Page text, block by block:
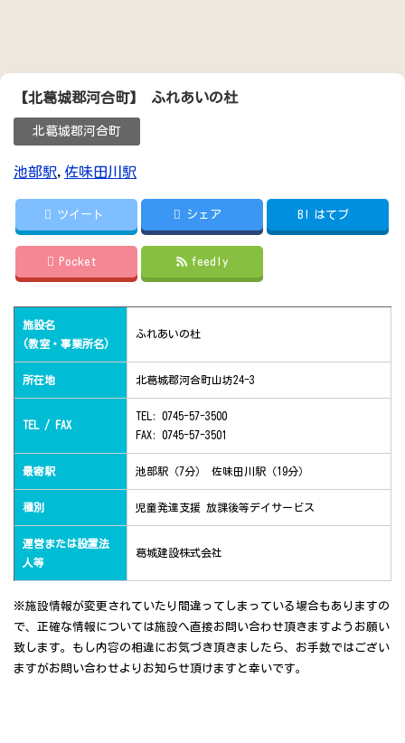
【北葛城郡河合町】 ふれあいの杜
北葛城郡河合町
池部駅, 佐味田川駅
ツイート シェア B! はてブ
Pocket feedly
施設名
(教室・事業所名)
ふれあいの杜
所在地 北葛城郡河合町山坊24-3
TEL / FAX
TEL: 0745-57-3500
FAX: 0745-57-3501
最寄駅 池部駅（7分） 佐味田川駅（19分）
種別 児童発達支援 放課後等デイサービス
運営または設置法
人等
葛城建設株式会社
※施設情報が変更されていたり間違ってしまっている場合もありますの
で、正確な情報については施設へ直接お問い合わせ頂きますようお願い
致します。もし内容の相違にお気づき頂きましたら、お手数ではござい
ますがお問い合わせよりお知らせ頂けますと幸いです。